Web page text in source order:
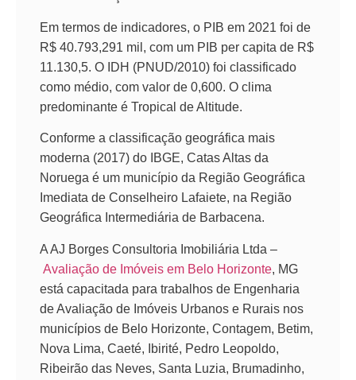
Em termos de indicadores, o PIB em 2021 foi de
R$ 40.793,291 mil, com um PIB per capita de R$
11.130,5. O IDH (PNUD/2010) foi classificado
como médio, com valor de 0,600. O clima
predominante é Tropical de Altitude.
Conforme a classificação geográfica mais
moderna (2017) do IBGE, Catas Altas da
Noruega é um município da Região Geográfica
Imediata de Conselheiro Lafaiete, na Região
Geográfica Intermediária de Barbacena.
A AJ Borges Consultoria Imobiliária Ltda –
Avaliação de Imóveis em Belo Horizonte, MG
está capacitada para trabalhos de Engenharia
de Avaliação de Imóveis Urbanos e Rurais nos
municípios de Belo Horizonte, Contagem, Betim,
Nova Lima, Caeté, Ibirité, Pedro Leopoldo,
Ribeirão das Neves, Santa Luzia, Brumadinho,